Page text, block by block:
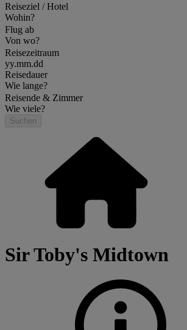
Reiseziel / Hotel
Wohin?
Flug ab
Von wo?
Reisezeitraum
yy.mm.dd
Reisedauer
Wie lange?
Reisende & Zimmer
Wie viele?
Suchen
Sir Toby's Midtown